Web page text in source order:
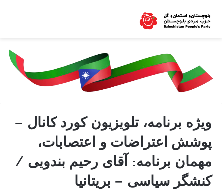
ویژە برنامە، تلویزیون کورد کانال –
پوشش اعتراضات و اعتصابات،
مهمان برنامە: آقای رحیم بندویی /
کنشگر سیاسی – بریتانیا